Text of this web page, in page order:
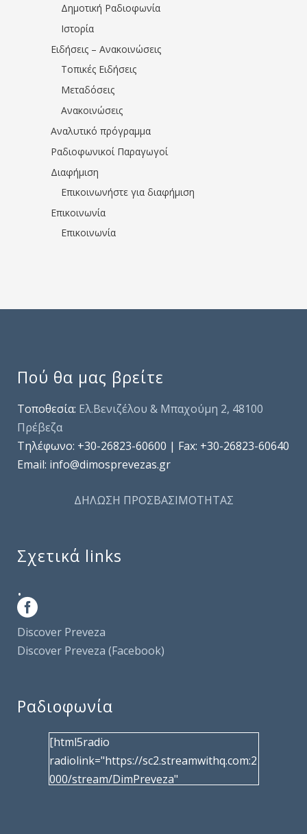
Δημοτική Ραδιοφωνία
Ιστορία
Ειδήσεις – Ανακοινώσεις
Τοπικές Ειδήσεις
Μεταδόσεις
Ανακοινώσεις
Αναλυτικό πρόγραμμα
Ραδιοφωνικοί Παραγωγοί
Διαφήμιση
Επικοινωνήστε για διαφήμιση
Επικοινωνία
Επικοινωνία
Πού θα μας βρείτε
Τοποθεσία: Ελ.Βενιζέλου & Μπαχούμη 2, 48100
Πρέβεζα
Τηλέφωνo: +30-26823-60600 | Fax: +30-26823-60640
Email: info@dimosprevezas.gr
ΔΗΛΩΣΗ ΠΡΟΣΒΑΣΙΜΟΤΗΤΑΣ
Σχετικά links
.
Discover Preveza
Discover Preveza (Facebook)
Ραδιοφωνία
[html5radio
radiolink="https://sc2.streamwithq.com:2
000/stream/DimPreveza"